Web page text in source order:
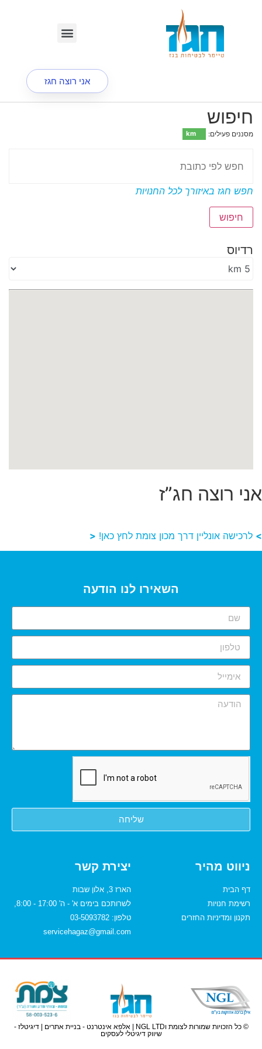
אני רוצה חגז
חיפוש
מסננים פעילים:
חפש חגז באיזורך לכל החנויות
חיפוש
רדיוס
אני רוצה חג”ז
> לרכישה אונליין דרך מכון צומת לחץ כאן! <
יצירת קשר
הארז 3, אלון שבות
לשרותכם בימים א' - ה' 17:00 - 8:00,
טלפון: 03-5093782
servicehagaz@gmail.com
ניווט מהיר
דף הבית
רשימת חנויות
תקנון ומדיניות החזרים
השאירו לנו הודעה
שליחה
© כל הזכויות שמורות לצומת וNGL LTD
|אלפא אינטרנט - בניית אתרים |דיגיטלז -
שיווק דיגיטלי לעסקים